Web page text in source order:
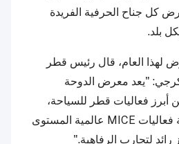
كل جناح الحرفية الفريدة
بلد.
لهذا العام، قال رئيس قطر
"يعد معرض الدوحة
فعاليات قطر للسياحة،
ويجسد التزامنا باستضافة فعاليات MICE عالمية المستوى
لتجارب الرفاهية."